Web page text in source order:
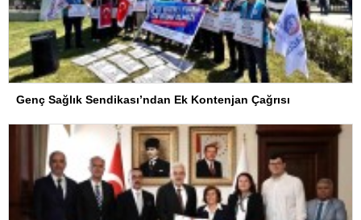
Genç Sağlık Sendikası’ndan Ek Kontenjan Çağrısı